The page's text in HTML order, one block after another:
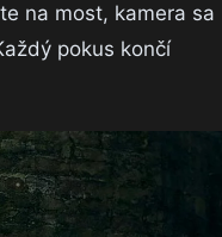
na most, kamera sa
pokus končí